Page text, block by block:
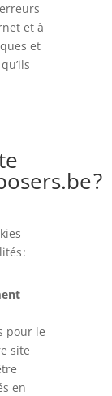
et à
et
?
:
pour le
site
en